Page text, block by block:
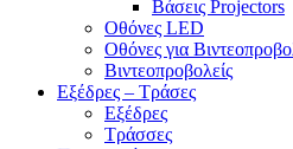
Βάσεις Projectors
Οθόνες LED
Οθόνες για
Βιντεοπροβολείς
Εξέδρες – Τράσες
Εξέδρες
Τράσσες